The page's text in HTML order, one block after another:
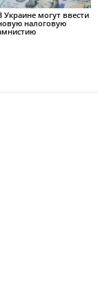
Украине могут ввести
налоговую